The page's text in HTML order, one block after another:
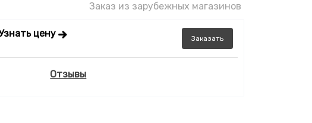
Заказ из зарубежных магазинов
цену Заказать
Отзывы